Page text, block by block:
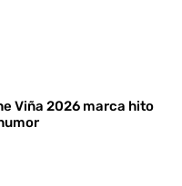
Viña 2026 marca hito